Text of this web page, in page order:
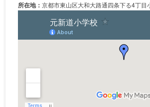
所在地：京都市東山区大和大路通四条下る4丁目